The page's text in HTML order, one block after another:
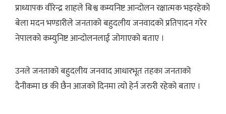
प्राध्यापक वीरेन्द्र शाहले बिश्व कम्यनिष्ट आन्दोलन रक्षात्मक भइरहेको
बेला मदन भण्डारीले जनताको बहुदलीय जनवादको प्रतिपादन गरेर
नेपालको कम्युनिष्ट आन्दोलनलाई जोगाएको बताए ।
उनले जनताको बहुदलीय जनवाद आधारभूत तहका जनताको
दैनीकमा छ की छैन आजको दिनमा त्यो हेर्न जरुरी रहेको बताए ।